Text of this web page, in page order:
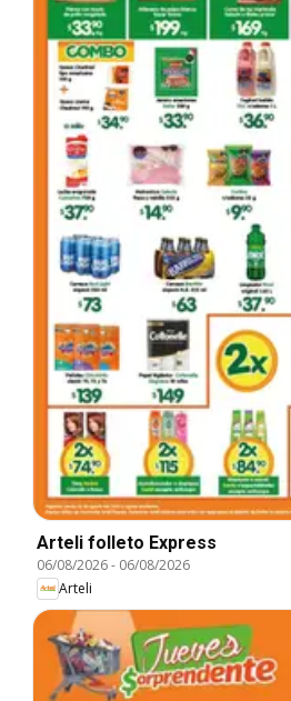
Arteli folleto Express
06/08/2026- 06/08/2026
Arteli